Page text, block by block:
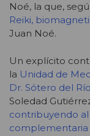
Noé, la que,
Reiki,
Juan Noé.
Un explícito
la Unidad de
Dr. Sótero del Río
Soledad
contribuyendo
complementaria